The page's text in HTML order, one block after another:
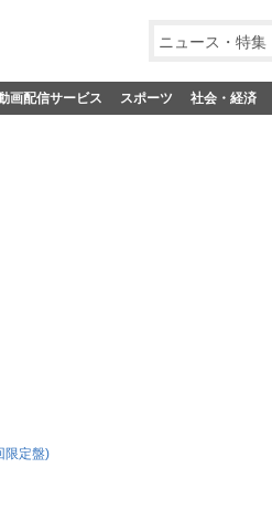
ニュース・特集
画配信サービス スポーツ 社会・経済
限定盤)